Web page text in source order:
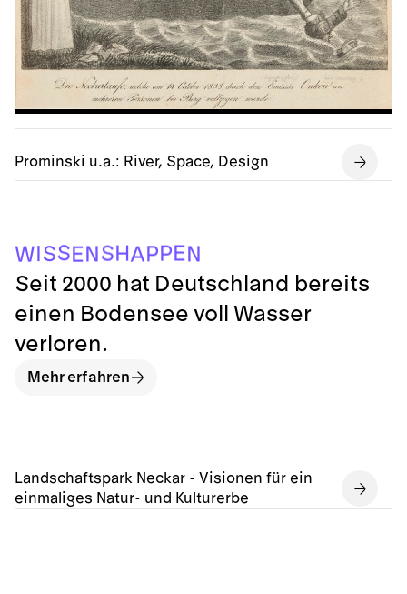
Prominski u.a.: River, Space, Design
Landschaftspark Neckar - Visionen für ein
einmaliges Natur- und Kulturerbe
W SSENSHAPPEN
Seit 2000 hat Deutschland bereits
einen Bodensee voll Wasser
verloren.
Mehr erfahren